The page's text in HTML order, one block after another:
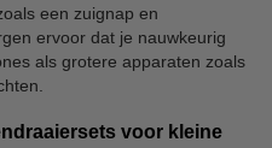
een zuignap en
ervoor dat je nauwkeurig
als grotere apparaten zoals
voor kleine